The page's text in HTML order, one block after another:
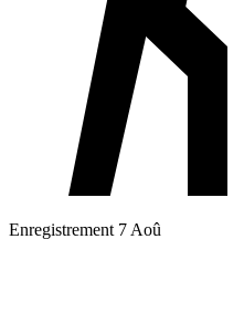
Enregistrement 7 Aoû